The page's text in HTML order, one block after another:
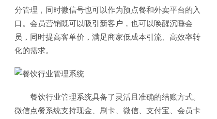
分管理，同时微信号也可以作为预点餐和外卖平台的入
口。会员营销既可以吸引新客户，也可以唤醒沉睡会
员，同时提高客单价，满足商家低成本引流、高效率转
化的需求。
餐饮行业管理系统具备了灵活且准确的结账方式。
微信点餐系统支持现金、刷卡、微信、支付宝、会员卡